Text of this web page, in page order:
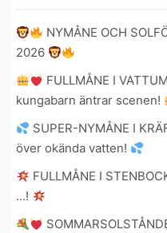
NYMÅNE OCH
2026
FULLMÅNE I
kungabarn äntrar scenen!
SUPER-NYMÅNE I
över okända vatten!
FULLMÅNE I
…!